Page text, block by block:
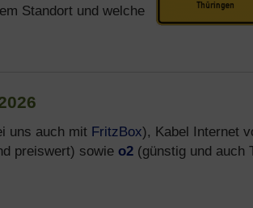
Standort und welche
uns auch mit FritzBox), Kabel Internet
preiswert) sowie o2 (günstig und auch